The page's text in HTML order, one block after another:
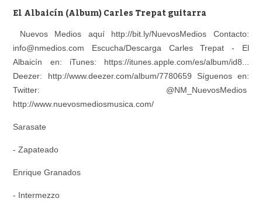
Área personal Reproductor
El Albaicín (Album) Carles Trepat guitarra
Nuevos Medios aquí http://bit.ly/NuevosMedios Contacto:
info@nmedios.com Escucha/Descarga Carles Trepat - El
Albaicín en: iTunes: https://itunes.apple.com/es/album/id8...
Deezer: http://www.deezer.com/album/7780659 Síguenos en:
Twitter: @NM_NuevosMedios
http://www.nuevosmediosmusica.com/
Sarasate
- Zapateado
Enrique Granados
- Intermezzo